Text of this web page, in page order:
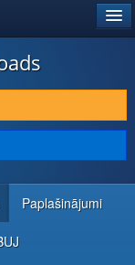
Paplašinājumi